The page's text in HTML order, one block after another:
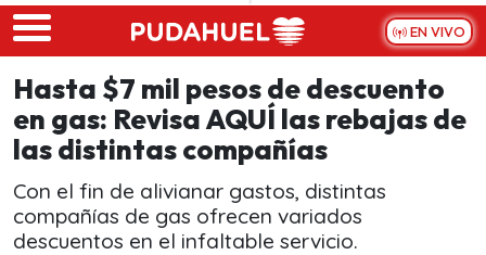
Skip to main content
EN VIVO
Hasta $7 mil pesos de descuento
en gas: Revisa AQUÍ las rebajas de
las distintas compañías
Con el fin de alivianar gastos, distintas
compañías de gas ofrecen variados
descuentos en el infaltable servicio.